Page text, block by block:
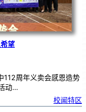
望
周年义卖会感恩造势
动…
校闻特区